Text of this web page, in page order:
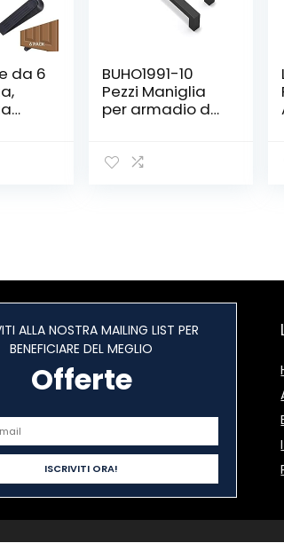
da 6
in
BUHO1991-10
Pezzi Maniglia
per armadio da
per armadi,
ALLA NOSTRA MAILING LIST PER
BENEFICIARE DEL MEGLIO
Offerte